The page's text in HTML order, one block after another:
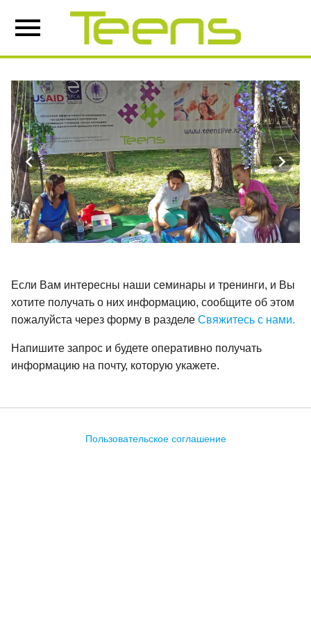
Если Вам интересны наши семинары и тренинги, и Вы
хотите получать о них информацию, сообщите об этом
пожалуйста через форму в разделе Свяжитесь с нами.
Напишите запрос и будете оперативно получать
информацию на почту, которую укажете.
Пользовательское соглашение